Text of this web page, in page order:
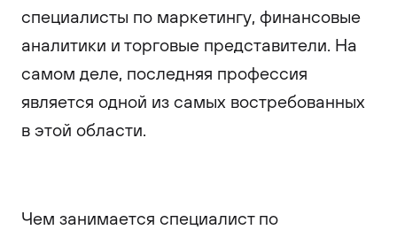
специалисты по маркетингу, финансовые
аналитики и торговые представители. На
самом деле, последняя профессия
является одной из самых востребованных
в этой области.
Чем занимается специалист по